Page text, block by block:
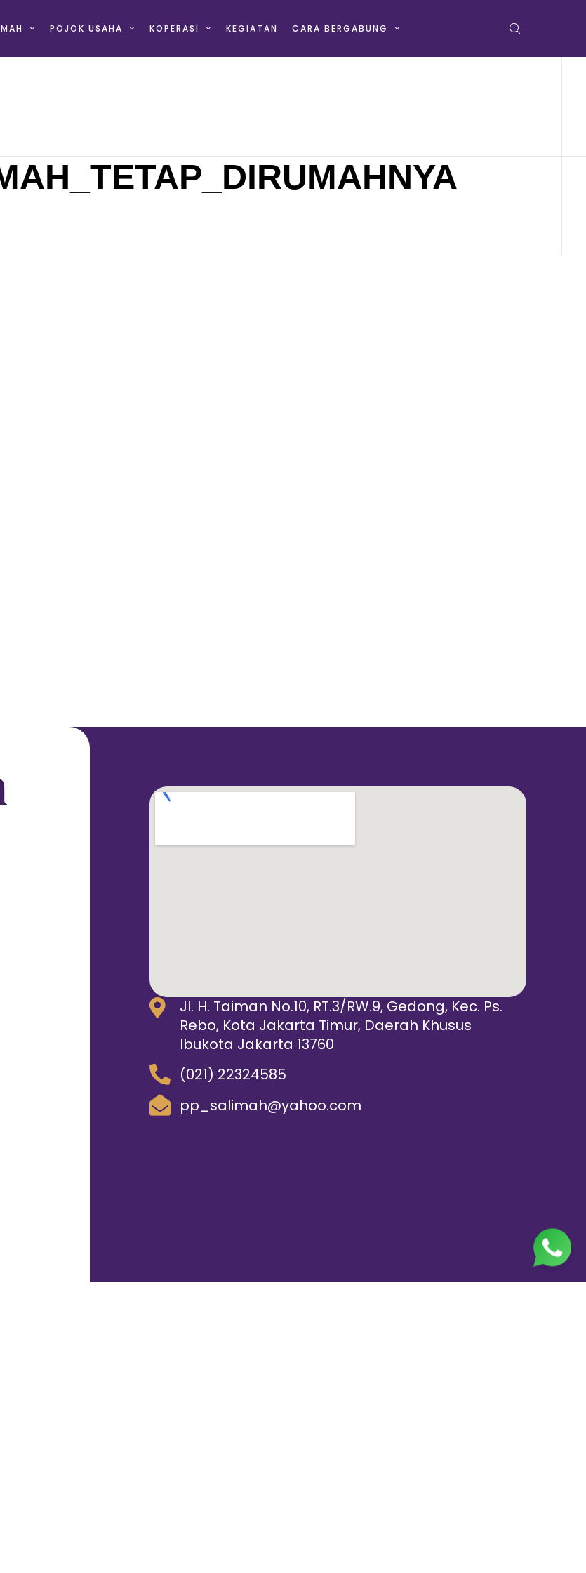
POJOK USAHA KOPERASI KEGIATAN CARA BERGABUNG
Jl. H. Taiman No.10, RT.3/RW.9, Gedong, Kec. Ps.
Rebo, Kota Jakarta Timur, Daerah Khusus
Ibukota Jakarta 13760
(021) 22324585
pp_salimah@yahoo.com